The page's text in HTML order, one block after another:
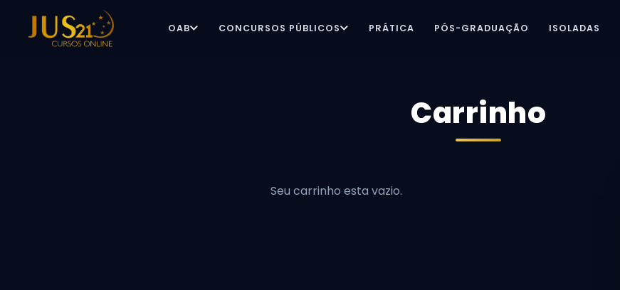
OAB CONCURSOS PÚBLICOS PRÁTICA PÓS-GRADUAÇÃO ISOLADAS
Carrinho